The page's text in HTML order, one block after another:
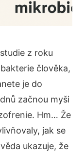
z roku
člověka,
je do
začnou myši
Hm… Že
jak se
ukazuje, že